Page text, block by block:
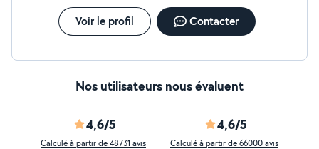
étape, fournissant un travail de qualité exceptionnelle. Je le
recommande vivement pour son expertise et son engagement
dans l'exécution des travaux de construction.
Voir le profil Contacter
Nos utilisateurs nous évaluent
4,6/5
Calculé à partir de 48731 avis
4,6/5
Calculé à partir de 66000 avis